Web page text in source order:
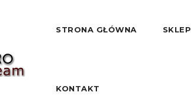
STRONA GŁÓWNA SKLEP
KONTAKT